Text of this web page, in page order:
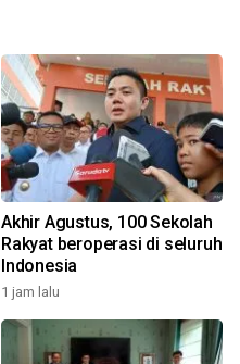
Akhir Agustus, 100 Sekolah
Rakyat beroperasi di seluruh
Indonesia
1 jam lalu